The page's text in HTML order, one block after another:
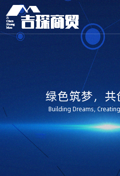
绿色筑梦，
Building Dreams,